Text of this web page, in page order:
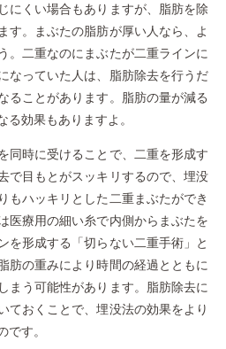
にくい場合もありますが、脂肪を除
す。まぶたの脂肪が厚い人なら、よ
。二重なのにまぶたが二重ラインに
なっていた人は、脂肪除去を行うだ
ることがあります。脂肪の量が減る
効果もありますよ。
同時に受けることで、二重を形成す
で目もとがスッキリするので、埋没
もハッキリとした二重まぶたができ
医療用の細い糸で内側からまぶたを
を形成する「切らない二重手術」と
肪の重みにより時間の経過とともに
まう可能性があります。脂肪除去に
ておくことで、埋没法の効果をより
です。